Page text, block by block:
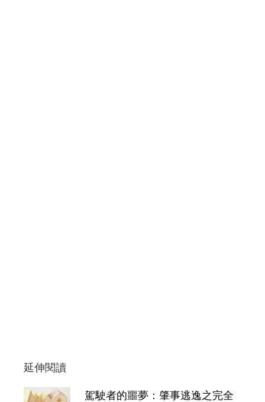
延伸閱讀
駕駛者的噩夢：肇事逃逸之完全